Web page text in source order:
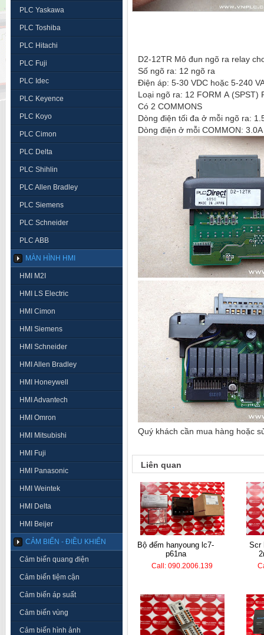
PLC Yaskawa
PLC Toshiba
PLC Hitachi
PLC Fuji
PLC Idec
PLC Keyence
PLC Koyo
PLC Cimon
PLC Delta
PLC Shihlin
PLC Allen Bradley
PLC Siemens
PLC Schneider
PLC ABB
MÀN HÌNH HMI
HMI M2I
HMI LS Electric
HMI Cimon
HMI Siemens
HMI Schneider
HMI Allen Bradley
HMI Honeywell
HMI Advantech
HMI Omron
HMI Mitsubishi
HMI Fuji
HMI Panasonic
HMI Weintek
HMI Delta
HMI Beijer
CẢM BIẾN - ĐIỀU KHIỂN
Cảm biến quang điện
Cảm biến tiệm cận
Cảm biến áp suất
Cảm biến vùng
Cảm biến hình ảnh
D2-12TR Mô đun ngõ ra relay
Số ngõ ra: 12 ngõ ra
Điện áp: 5-30 VDC hoặc 5-240
Loại ngõ ra: 12 FORM A (SPST)
Có 2 COMMONS
Dòng điện tối đa ở mỗi ngõ ra:
Dòng điện ở mỗi COMMON: 3.0A
Quý khách cần mua hàng hoặc
Liên quan
bộ đếm hanyoung lc7-
p61na
Call: 090.2006.139
scr hanyoung tpr2-